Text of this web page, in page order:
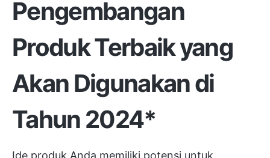
Pengembangan
Produk Terbaikyang
Akan Digunakan di
Tahun 2024*
Ide produk Anda memiliki potensi untuk